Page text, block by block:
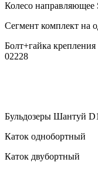
Колесо направляющее
Сегмент комплект на
Болт+гайка крепления
02228
Бульдозеры Шантуй
Каток однобортный
Каток двубортный